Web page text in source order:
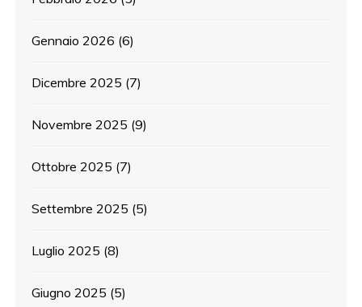
Gennaio 2026 (6)
Dicembre 2025 (7)
Novembre 2025 (9)
Ottobre 2025 (7)
Settembre 2025 (5)
Luglio 2025 (8)
Giugno 2025 (5)